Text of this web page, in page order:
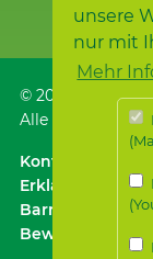
unsere
nur mit
Mehr
© 2026
Alle Rechte
Kontakt
Erklärung zur
Barrierefreiheit
Bewerber*innen